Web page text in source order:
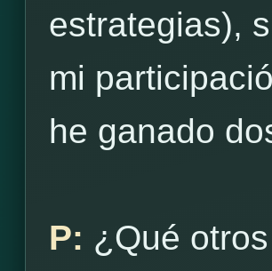
estrategias),
mi
he ganado
P: ¿Qué